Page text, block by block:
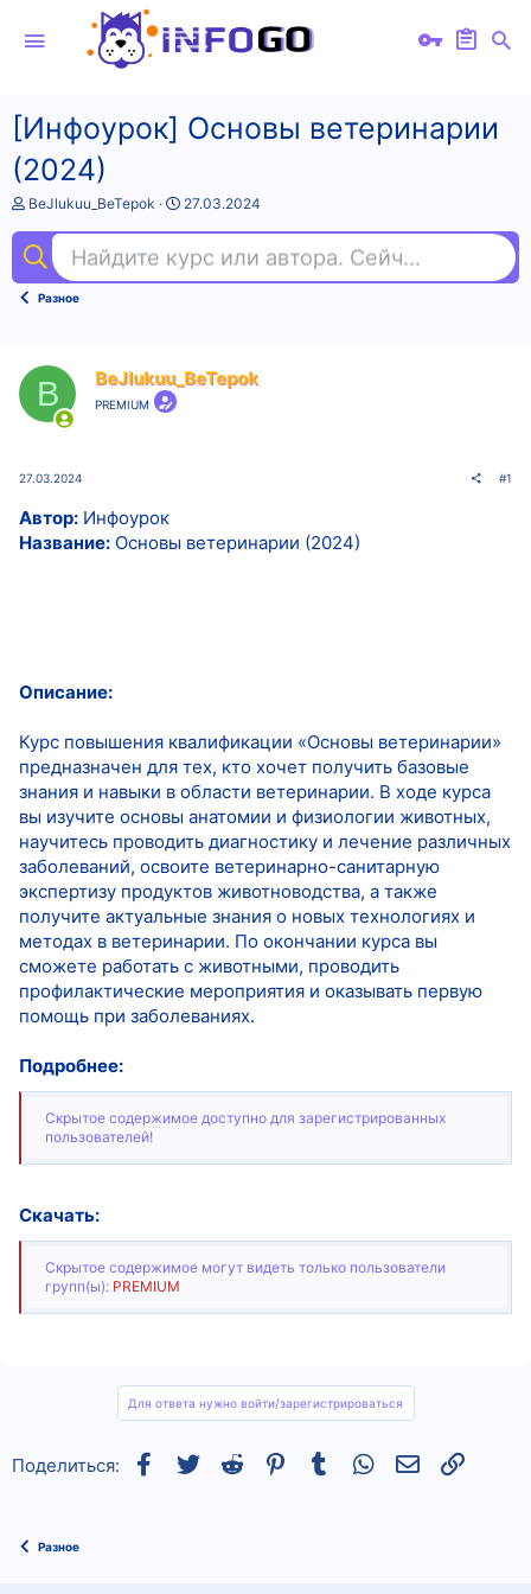
[Инфоурок] Основы ветеринарии
(2024)
А
т
о
т
BeJlukuu_BeTepok
Д
а
н
а
27.03.2024
Найдите курс или автора. Сейчас ищут
Разное
B BeJlukuu_BeTepok
PREMIUM
27.03.2024 #1
Автор: Инфоурок
Название: Основы ветеринарии (2024)
Описание:
Курс повышения квалификации «Основы ветеринарии»
предназначен для тех, кто хочет получить базовые
знания и навыки в области ветеринарии. В ходе курса
вы изучите основы анатомии и физиологии животных,
научитесь проводить диагностику и лечение различных
заболеваний, освоите ветеринарно-санитарную
экспертизу продуктов животноводства, а также
получите актуальные знания о новых технологиях и
методах в ветеринарии. По окончании курса вы
сможете работать с животными, проводить
профилактические мероприятия и оказывать первую
помощь при заболеваниях.
Подробнее:
Скрытое содержимое доступно для зарегистрированных
пользователей!
Скачать:
Скрытое содержимое могут видеть только пользователи
групп(ы): PREMIUM
Для ответа нужно войти/зарегистрироваться
Поделиться: Facebook
TwitterReddit Pinterest
Tumblr WhatsAppСсылка
Разное